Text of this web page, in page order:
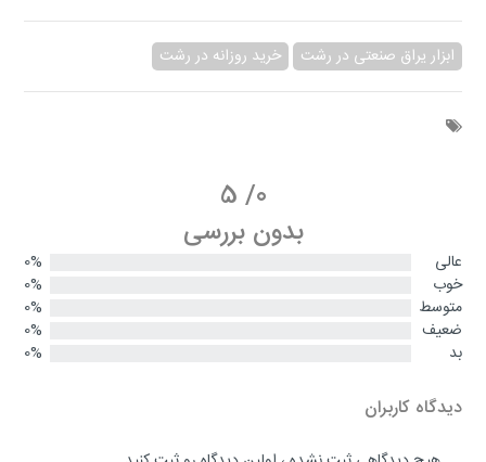
ابزار یراق صنعتی در رشت خرید روزانه در رشت
0
/
5
بدون بررسی
عالی
0%
خوب
0%
متوسط
0%
ضعیف
0%
بد
0%
دیدگاه کاربران